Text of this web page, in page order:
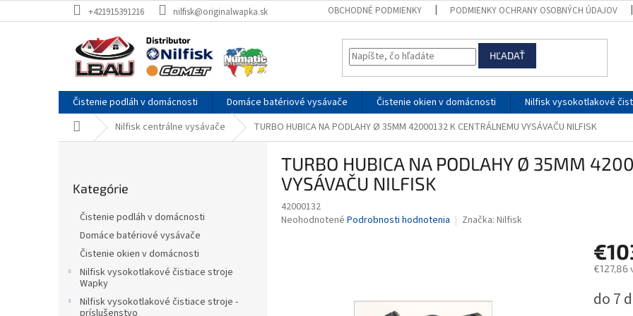
na
+421915391216 nilfisk@originalwapka.sk OBCHODNÉ PODMIENKY PODMIENKY OCHRANY OSOBNÝCH ÚDAJOV
HĽADAŤ
Čistenie podláh v domácnosti Domáce batériové vysávače Čistenie okien v domácnosti Nilfisk vysokotlakové
DomovNilfisk centrálne vysávače TURBO HUBICA NA PODLAHY Ø 35MM 42000132 K CENTRÁLNEMU VYSÁVAČU NILFISK
kategórie
Kategórie
Čistenie podláh v domácnosti
Domáce batériové vysávače
Čistenie okien v domácnosti
Nilfisk vysokotlakové čistiace stroje
Wapky
Nilfisk vysokotlakové čistiace stroje -
príslušenstvo
TURBO HUBICA NA PODLAHY Ø 35MM
VYSÁVAČU NILFISK
42000132
Priemerné
Neohodnotené Podrobnosti hodnotenia Značka: Nilfisk
€127,86
cena:
do 7